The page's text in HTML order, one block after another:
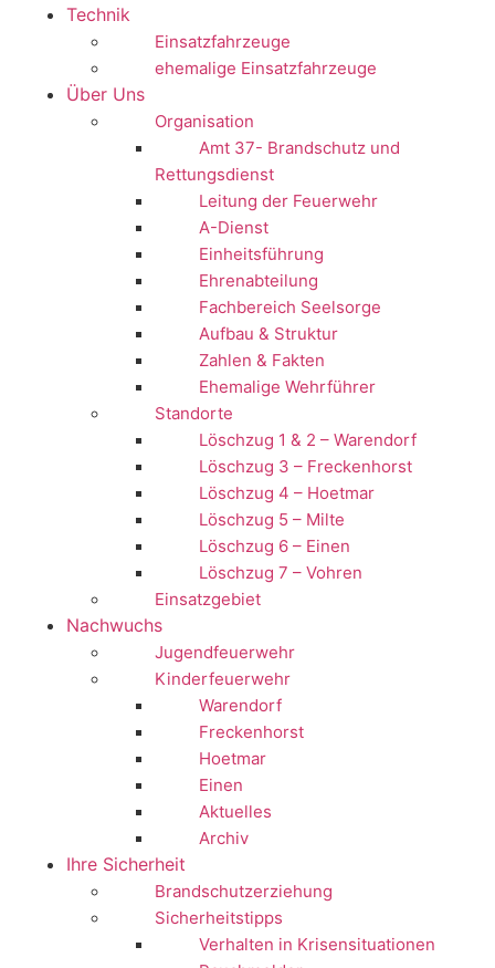
Technik
Einsatzfahrzeuge
ehemalige Einsatzfahrzeuge
Über Uns
Organisation
Amt 37- Brandschutz und
Rettungsdienst
Leitung der Feuerwehr
A-Dienst
Einheitsführung
Ehrenabteilung
Fachbereich Seelsorge
Aufbau & Struktur
Zahlen & Fakten
Ehemalige Wehrführer
Standorte
Löschzug 1 & 2 – Warendorf
Löschzug 3 – Freckenhorst
Löschzug 4 – Hoetmar
Löschzug 5 – Milte
Löschzug 6 – Einen
Löschzug 7 – Vohren
Einsatzgebiet
Nachwuchs
Jugendfeuerwehr
Kinderfeuerwehr
Warendorf
Freckenhorst
Hoetmar
Einen
Aktuelles
Archiv
Ihre Sicherheit
Brandschutzerziehung
Sicherheitstipps
Verhalten in Krisensituationen